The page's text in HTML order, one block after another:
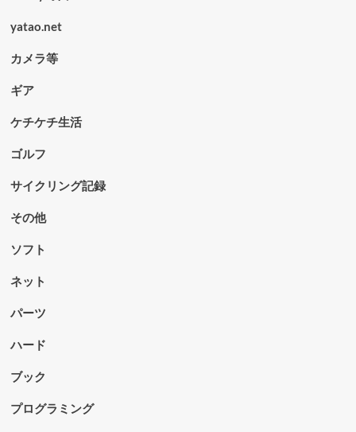
yatao.net
カメラ等
ギア
ケチケチ生活
ゴルフ
サイクリング記録
その他
ソフト
ネット
パーツ
ハード
ブック
プログラミング